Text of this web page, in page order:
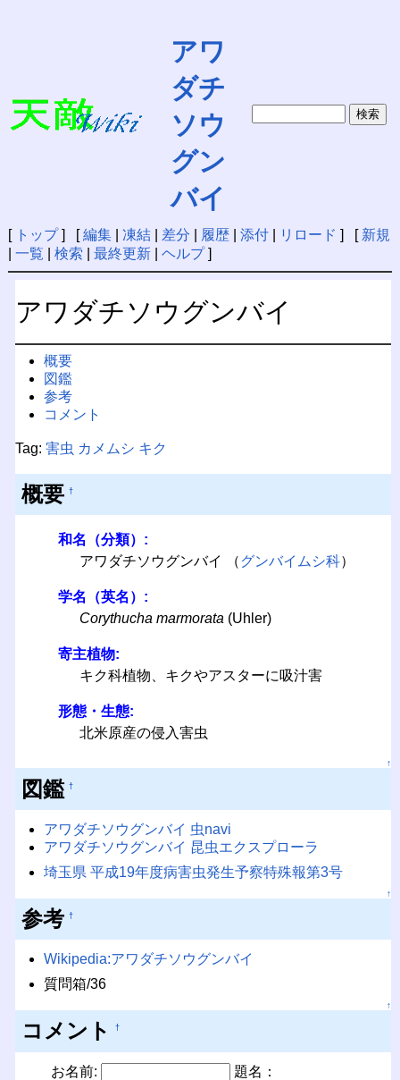
アワ
ダチ
ソウ
グン
バイ
[ トップ] [編集| 凍結| 差分 履歴| 添付| リロード ] [ 新規
一覧 検索 最終更新| ヘルプ]
アワダチソウグンバイ
概要
図鑑
参考
コメント
Tag: 害虫 カメムシ キク
概要 †
和名（分類）:
アワダチソウグンバイ （グンバイムシ科）
学名（英名）:
Corythucha marmorata (Uhler)
寄主植物:
キク科植物、キクやアスターに吸汁害
形態・生態:
北米原産の侵入害虫
↑
図鑑 †
アワダチソウグンバイ 虫navi
アワダチソウグンバイ 昆虫エクスプローラ
埼玉県 平成19年度病害虫発生予察特殊報第3号
↑
参考 †
Wikipedia:アワダチソウグンバイ
質問箱/36
↑
コメント †
お名前: 題名：